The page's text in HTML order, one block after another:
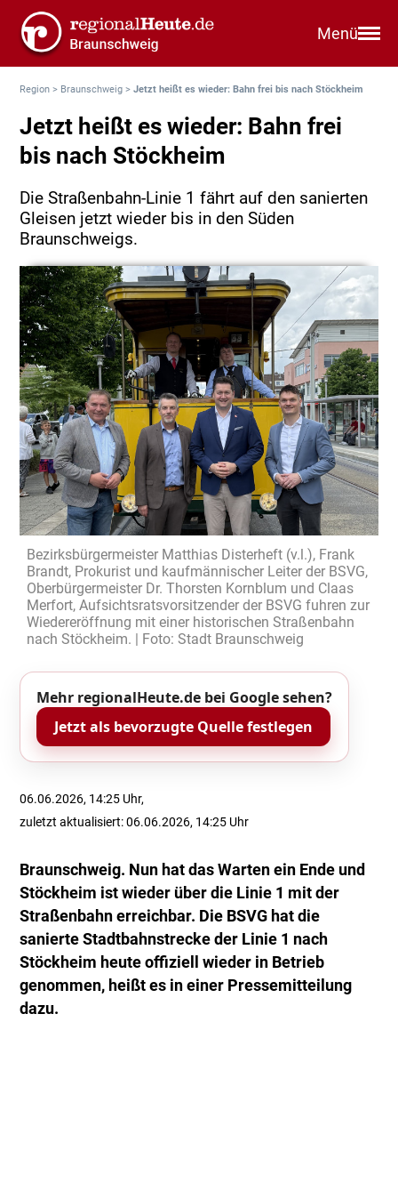
Menü
Region > Braunschweig >Jetzt heißt es wieder: Bahn frei bis nach Stöckheim
Jetzt heißt es wieder: Bahn frei
bis nach Stöckheim
Die Straßenbahn-Linie 1 fährt auf den sanierten
Gleisen jetzt wieder bis in den Süden
Braunschweigs.
Bezirksbürgermeister Matthias Disterheft (v.l.), Frank
Brandt, Prokurist und kaufmännischer Leiter der BSVG,
Oberbürgermeister Dr. Thorsten Kornblum und Claas
Merfort, Aufsichtsratsvorsitzender der BSVG fuhren zur
Wiedereröffnung mit einer historischen Straßenbahn
nach Stöckheim. | Foto: Stadt Braunschweig
Mehr regionalHeute.de bei Google sehen?
Jetzt als bevorzugte Quelle festlegen
06.06.2026, 14:25 Uhr,
zuletzt aktualisiert: 06.06.2026, 14:25 Uhr
Braunschweig. Nun hat das Warten ein Ende und
Stöckheim ist wieder über die Linie 1 mit der
Straßenbahn erreichbar. Die BSVG hat die
sanierte Stadtbahnstrecke der Linie 1 nach
Stöckheim heute offiziell wieder in Betrieb
genommen, heißt es in einer Pressemitteilung
dazu.